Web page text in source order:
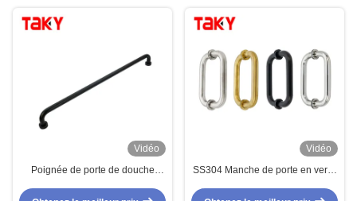
Vidéo
Poignée de porte de douche
inoxydable avec finition noire
Vidéo
SS304 Manche de porte en verre
avec 203*203*19*1,0 mm de